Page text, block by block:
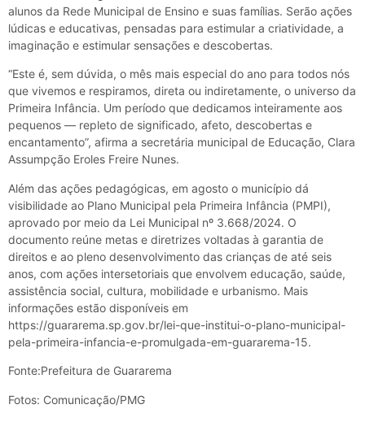
alunos da Rede Municipal de Ensino e suas famílias. Serão ações
lúdicas e educativas, pensadas para estimular a criatividade, a
imaginação e estimular sensações e descobertas.
“Este é, sem dúvida, o mês mais especial do ano para todos nós
que vivemos e respiramos, direta ou indiretamente, o universo da
Primeira Infância. Um período que dedicamos inteiramente aos
pequenos — repleto de significado, afeto, descobertas e
encantamento”, afirma a secretária municipal de Educação, Clara
Assumpção Eroles Freire Nunes.
Além das ações pedagógicas, em agosto o município dá
visibilidade ao Plano Municipal pela Primeira Infância (PMPI),
aprovado por meio da Lei Municipal nº 3.668/2024. O
documento reúne metas e diretrizes voltadas à garantia de
direitos e ao pleno desenvolvimento das crianças de até seis
anos, com ações intersetoriais que envolvem educação, saúde,
assistência social, cultura, mobilidade e urbanismo. Mais
informações estão disponíveis em
https://guararema.sp.gov.br/lei-que-institui-o-plano-municipal-
pela-primeira-infancia-e-promulgada-em-guararema-15.
Fonte:Prefeitura de Guararema
Fotos: Comunicação/PMG